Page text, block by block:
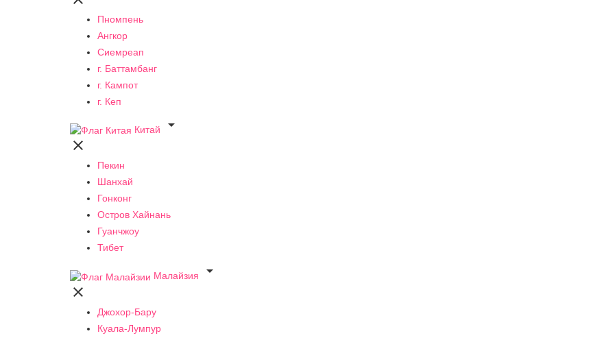
Пномпень
Ангкор
Сиемреап
г. Баттамбанг
г. Кампот
г. Кеп
Китай


Пекин
Шанхай
Гонконг
Остров Хайнань
Гуанчжоу
Тибет
Малайзия


Джохор-Бару
Куала-Лумпур